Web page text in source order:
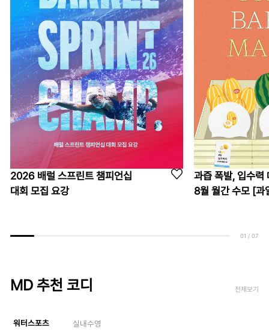
2026 배럴 스프린트 챔피언십
대회 모집 요강
과즙 폭발, 입수력
8월 월간 수모 [과
01 / 07
MD 추천 코디 전체보기
워터스포츠 실내수영